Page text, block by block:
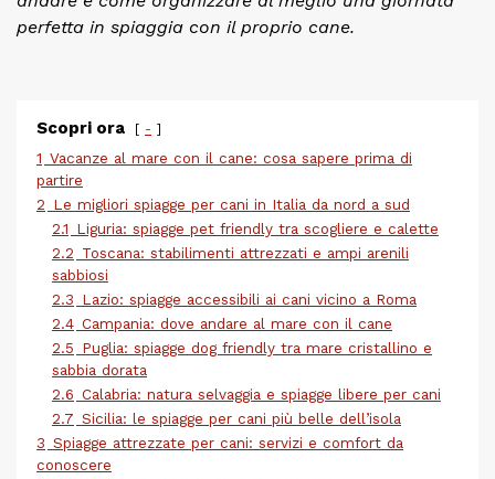
perfetta in spiaggia con il proprio cane.
Scopri ora -
1 Vacanze al mare con il cane: cosa sapere prima di
partire
2 Le migliori spiagge per cani in Italia da nord a sud
2.1 Liguria: spiagge pet friendly tra scogliere e calette
2.2 Toscana: stabilimenti attrezzati e ampi arenili
sabbiosi
2.3 Lazio: spiagge accessibili ai cani vicino a Roma
2.4 Campania: dove andare al mare con il cane
2.5 Puglia: spiagge dog friendly tra mare cristallino e
sabbia dorata
2.6 Calabria: natura selvaggia e spiagge libere per cani
2.7 Sicilia: le spiagge per cani più belle dell’isola
3 Spiagge attrezzate per cani: servizi e comfort da
conoscere